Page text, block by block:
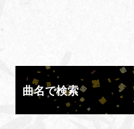
曲名で検索